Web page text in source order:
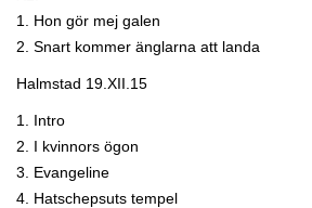
1. Hon gör mej galen
2. Snart kommer änglarna att landa
Halmstad 19.XII.15
1. Intro
2. I kvinnors ögon
3. Evangeline
4. Hatschepsuts tempel